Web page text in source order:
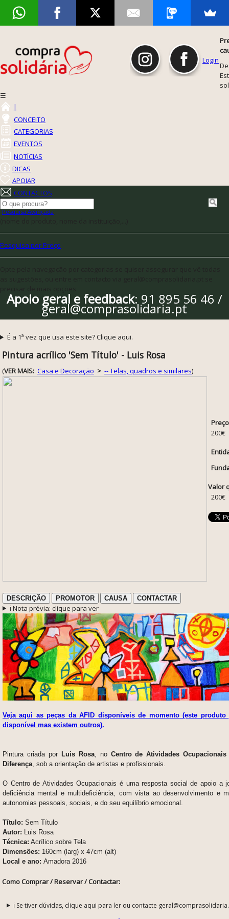
Login
☰
|
CONCEITO
CATEGORIAS
EVENTOS
NOTÍCIAS
DICAS
APOIAR
CONTACTOS
Pesquisa Avançada
Pesquisa por Preço
Apoio geral e feedback: 91 895 56 46 /
geral@comprasolidaria.pt
É a 1ª vez que usa este site? Clique aqui.
Pintura acrílico 'Sem Título' - Luis Rosa
(VER MAIS: Casa e Decoração > -- Telas, quadros e similares)
200€
Valor
200€
DESCRIÇÃO PROMOTOR CAUSA CONTACTAR
ℹ️ Nota prévia: clique para ver
Veja aqui as peças da AFID disponíveis de momento (este
disponível mas existem outros).
Pintura criada por Luis Rosa, no Centro de Atividades
Diferença , sob a orientação de artistas e profissionais.
O Centro de Atividades Ocupacionais é uma resposta social de apoio a
deficiência mental e multideficiência, com vista ao desenvolvimento e
autonomias pessoais, sociais, e do seu equilíbrio emocional.
Título: Sem Título
Autor:
Luis Rosa
Técnica: Acrílico sobre Tela
Dimensões: 160cm (larg) x 47cm (alt)
Local e ano: Amadora 2016
Como Comprar / Reservar / Contactar:
ℹ️ Se tiver dúvidas, clique aqui para ler ou contacte